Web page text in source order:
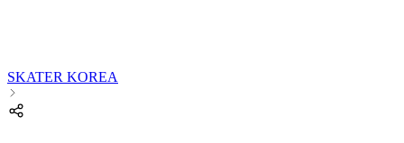
SKATER KOREA